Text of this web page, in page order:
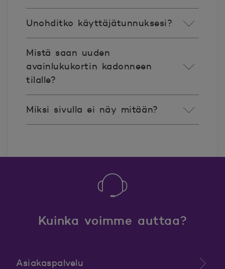
Unohditko käyttäjätunnuksesi?
Mistä saan uuden
avainlukukortin kadonneen
tilalle?
Miksi sivulla ei näy mitään?
Kuinka voimme auttaa?
Asiakaspalvelu